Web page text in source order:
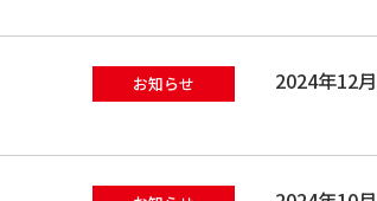
お知らせ 2024年12